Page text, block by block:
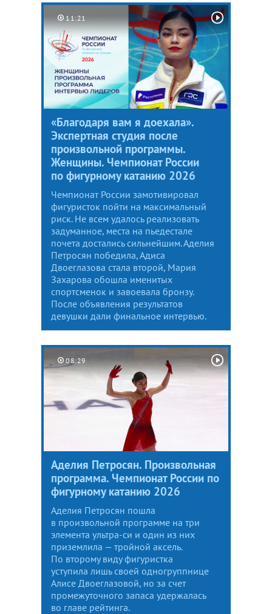
11:21
«Благодаря вам я доехала».
Экспертная студия после
произвольной программы.
Женщины. Чемпионат России
по фигурному катанию 2026
Чемпионат России замотивировал
фигуристок пойти на максимальный
риск. Не всем удалось реализовать
задуманное, места на пьедестале
почета достались сильнейшим. Аделия
Петросян победила, Адиса
Двоеглазова стала второй, Мария
Захарова обошла именитых
спортсменок и завоевала бронзу.
После объявления результатов
девушки дали финальное интервью.
08:29
Аделия Петросян. Произвольная
программа. Чемпионат России по
фигурному катанию 2026
Аделия Петросян пошла
в произвольной программе на три
элемента ультра-си и один из них
приземлила — тройной аксель.
По второму виду фигуристка
уступила лишь своей одногруппнице
Алисе Двоеглазовой, но за счет
промежуточного запаса удержалась
во главе рейтинга.